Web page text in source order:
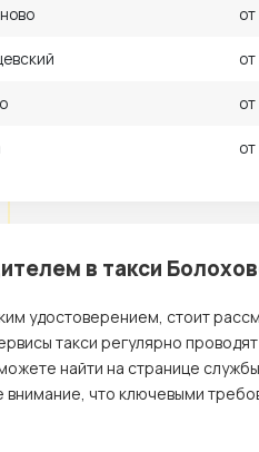
в такси
удостоверением, стоит
такси регулярно
найти на странице
внимание, что ключевыми